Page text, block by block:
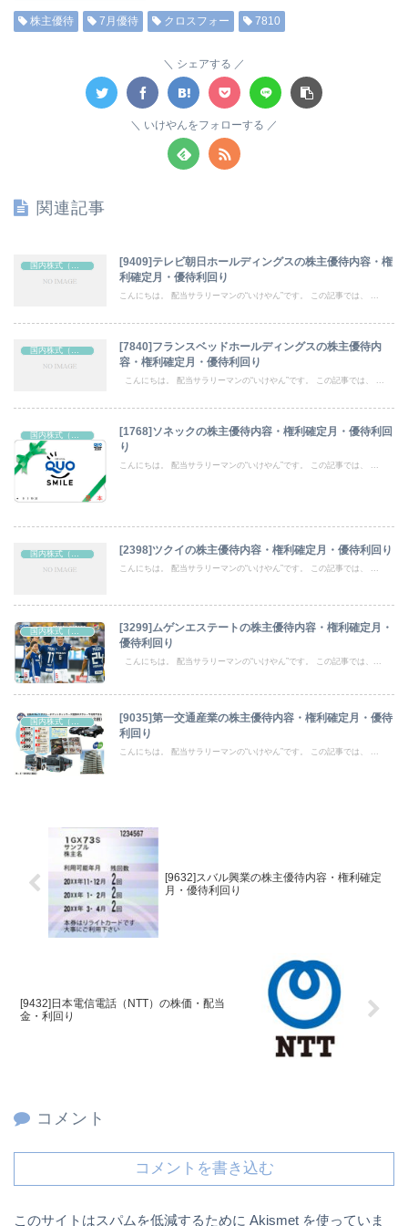
株主優待 7月優待 クロスフォー 7810
シェアする
いけやんをフォローする
関連記事
国内株式（株主優待）
[9409]テレビ朝日ホールディングスの株主優待内容・権
利確定月・優待利回り
こんにちは。 配当サラリーマンの“いけやん”です。 この記事では、 ...
国内株式（株主優待）
[7840]フランスベッドホールディングスの株主優待内
容・権利確定月・優待利回り
こんにちは。 配当サラリーマンの“いけやん”です。 この記事では、 ...
国内株式（株主優待）
[1768]ソネックの株主優待内容・権利確定月・優待利回
り
こんにちは。 配当サラリーマンの“いけやん”です。 この記事では、 ...
国内株式（株主優待） [2398]ツクイの株主優待内容・権利確定月・優待利回り
こんにちは。 配当サラリーマンの“いけやん”です。 この記事では、 ...
国内株式（株主優待）
[3299]ムゲンエステートの株主優待内容・権利確定月・
優待利回り
こんにちは。 配当サラリーマンの“いけやん”です。 この記事では、...
国内株式（株主優待）
[9035]第一交通産業の株主優待内容・権利確定月・優待
利回り
こんにちは。 配当サラリーマンの“いけやん”です。 この記事では、 ...
[9632]スバル興業の株主優待内容・権利確定
月・優待利回り
[9432]日本電信電話（NTT）の株価・配当
金・利回り
コメント
コメントを書き込む
このサイトはスパムを低減するために Akismet を使っていま